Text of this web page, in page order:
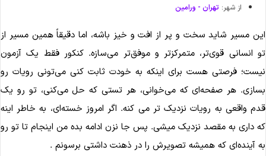
از شهر:تهران - ورامين
مسیر شاید سخت و پر از افت‌ و خیز باشه، اما دقیقاً همین مسیر از
انسانی قوی‌تر، متمرکزتر و موفق‌تر می‌سازه. کنکور فقط یک آزمون
فرصتی‌ هست برای اینکه به خودت ثابت کنی می‌تونی رویات رو
هر صفحه‌ای که می‌خوانی، هر تستی که حل می‌کنی، تو رو یک
واقعی به رویات نزدیک تر می کنه. اگر امروز خسته‌ای، به خاطر اینه
داری به مقصد نزدیک میشی. پس جا نزن ادامه بده من اینجام تا تو رو
آینده‌ای که همیشه تصویرش را در ذهنت داشتی برسونم .